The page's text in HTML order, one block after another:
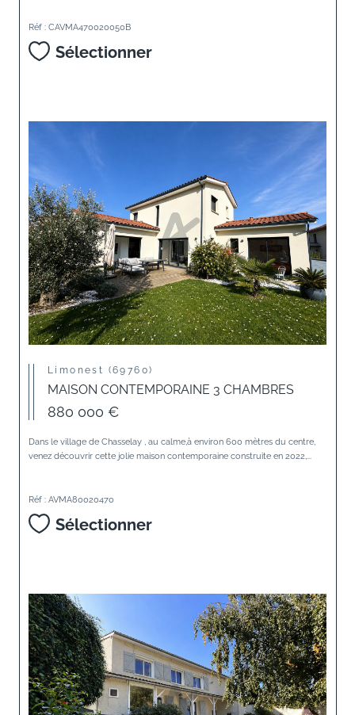
Réf : CAVMA470020050B
Sélectionner
Limonest (69760)
MAISON CONTEMPORAINE 3 CHAMBRES
880 000 €
Dans le village de Chasselay , au calme,à environ 600 mètres du centre,
venez découvrir cette jolie maison contemporaine construite en 2022,...
Réf : AVMA80020470
Sélectionner